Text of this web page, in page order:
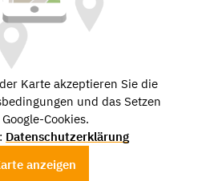
Karte akzeptieren Sie die
und das Setzen
Cookies.
Datenschutzerklärung
anzeigen